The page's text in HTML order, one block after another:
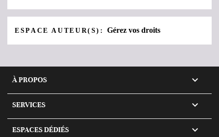
ESPACE AUTEUR(S):Gérez vos droits
À PROPOS 
SERVICES 
ESPACES DÉDIÉS 